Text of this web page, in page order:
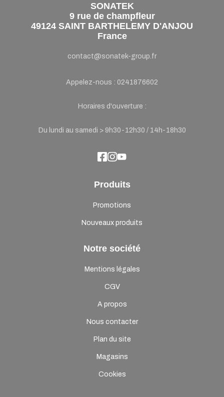
SONATEK
9 rue de champfleur
49124 SAINT BARTHELEMY D'ANJOU
France
contact@sonatek-group.fr
Appelez-nous : 0241876602
Horaires d'ouverture :
Du lundi au samedi > 9h30-12h30 / 14h-18h30
Produits
Promotions
Nouveaux produits
Notre société
Mentions légales
CGV
A propos
Nous contacter
Plan du site
Magasins
Cookies